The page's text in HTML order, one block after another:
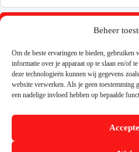
Beheer
Om de beste ervaringen te bieden,
informatie over je apparaat op te slaan en/of
deze technologieën kunnen wij gegevens
website verwerken. Als je geen
een nadelige invloed hebben op bepaalde
Inschrijven
Volg ons